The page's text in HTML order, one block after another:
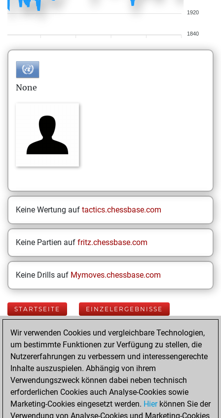
1920
1840
None
Keine Wertung auf tactics.chessbase.com
Keine Partien auf fritz.chessbase.com
Keine Drills auf Mymoves.chessbase.com
STARTSEITE EINZELERGEBNISSE
Your Latest App
Activity
Today
You played 400
Wir verwenden Cookies und vergleichbare Technologien,
um bestimmte Funktionen zur Verfügung zu stellen, die
Nutzererfahrungen zu verbessern und interessengerechte
Inhalte auszuspielen. Abhängig von ihrem
Verwendungszweck können dabei neben technisch
erforderlichen Cookies auch Analyse-Cookies sowie
Marketing-Cookies eingesetzt werden. Hierkönnen Sie der
Verwendung von Analyse-Cookies und Marketing-Cookies